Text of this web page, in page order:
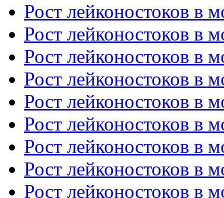
Рост лейконостоков в
Рост лейконостоков в
Рост лейконостоков в
Рост лейконостоков в
Рост лейконостоков в
Рост лейконостоков в
Рост лейконостоков в
Рост лейконостоков в
Рост лейконостоков в